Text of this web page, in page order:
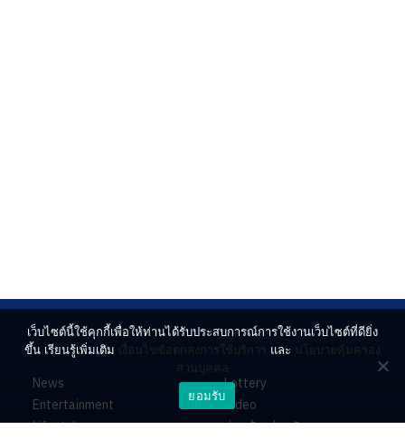
News
Entertainment
Lifestyle
Lottery
Video
ร่วมด้วยช่วยกัน
เว็บไซต์นี้ใช้คุกกี้เพื่อให้ท่านได้รับประสบการณ์การใช้งานเว็บไซต์ที่ดียิ่ง
ขึ้น เรียนรู้เพิ่มเติม เงื่อนไขข้อตกลงการใช้บริการ และ นโยบายคุ้มครอง
ส่วนบุคคล
ยอมรับ